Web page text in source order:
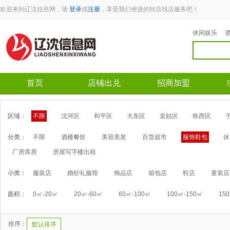
欢迎来到辽沈信息网，请 登录或注册 ，享受我们便捷的转店找店服务吧！
休闲娱乐
首页 店铺出兑 招商加盟
区域： 不限 沈河区 和平区 大东区 皇姑区 铁西区
分类： 不限 酒楼餐饮 美容美发 百货超市 服饰鞋包
厂房库房 房屋写字楼出租
小类： 服装店 婚纱礼服馆 饰品店 箱包店 鞋店 童装店
面积： 0㎡-20㎡ 20㎡-60㎡ 60㎡-100㎡ 100㎡-150㎡
排序： 默认排序